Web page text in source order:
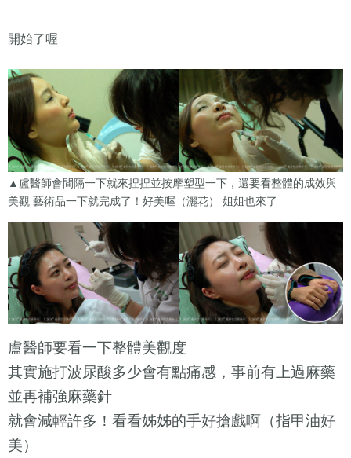
開始了喔
▲盧醫師會間隔一下就來捏捏並按摩塑型一下，還要看整體的成效與
美觀 藝術品一下就完成了！好美喔（灑花） 姐姐也來了
盧醫師要看一下整體美觀度
其實施打波尿酸多少會有點痛感，事前有上過麻藥
並再補強麻藥針
就會減輕許多！看看姊姊的手好搶戲啊（指甲油好
美）